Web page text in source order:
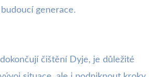
generace.
čištění Dyje, je důležité